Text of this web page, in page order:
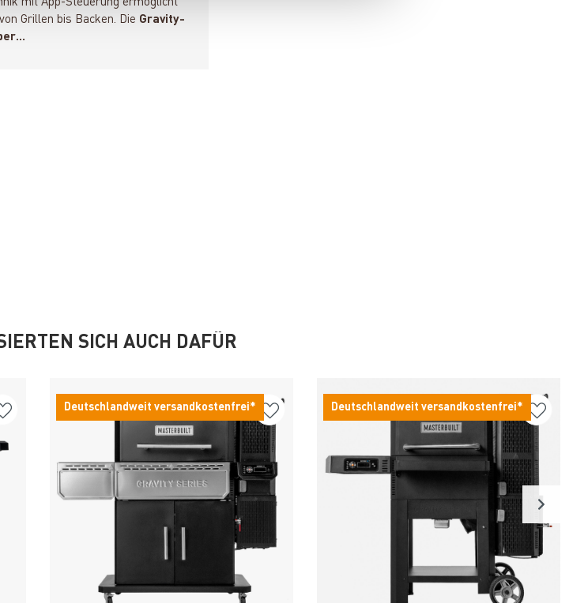
Grillen bis Backen. Die Gravity-
SICH AUCH DAFÜR
Deutschlandweit versandkostenfrei* Deutschlandweit versandkostenfrei*